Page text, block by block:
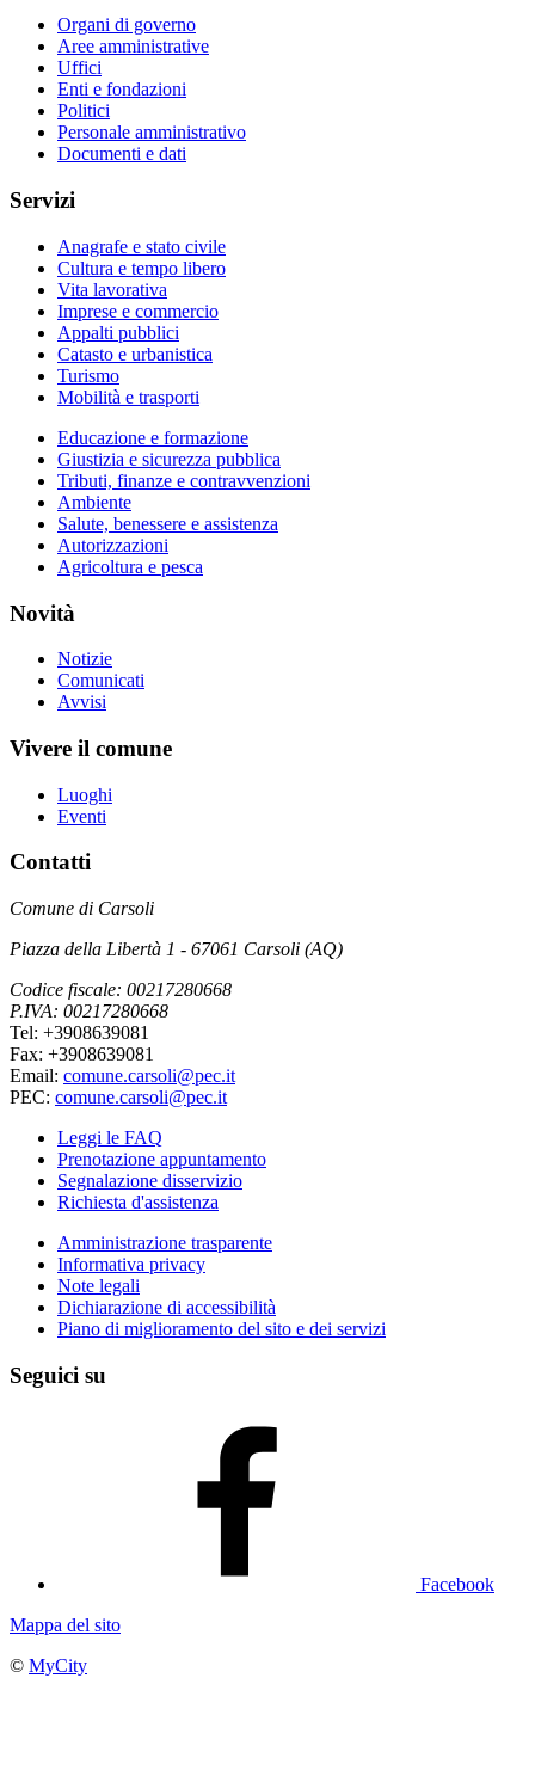
Organi di governo
Aree amministrative
Uffici
Enti e fondazioni
Politici
Personale amministrativo
Documenti e dati
Servizi
Anagrafe e stato civile
Cultura e tempo libero
Vita lavorativa
Imprese e commercio
Appalti pubblici
Catasto e urbanistica
Turismo
Mobilità e trasporti
Educazione e formazione
Giustizia e sicurezza pubblica
Tributi, finanze e contravvenzioni
Ambiente
Salute, benessere e assistenza
Autorizzazioni
Agricoltura e pesca
Novità
Notizie
Comunicati
Avvisi
Vivere il comune
Luoghi
Eventi
Contatti
Comune di Carsoli
Piazza della Libertà 1 - 67061 Carsoli (AQ)
Codice fiscale: 00217280668
P.IVA: 00217280668
Tel: +3908639081
Fax: +3908639081
Email: comune.carsoli@pec.it
PEC: comune.carsoli@pec.it
Leggi le FAQ
Prenotazione appuntamento
Segnalazione disservizio
Richiesta d'assistenza
Amministrazione trasparente
Informativa privacy
Note legali
Dichiarazione di accessibilità
Piano di miglioramento del sito e dei servizi
Seguici su
Facebook
Mappa del sito
© MyCity